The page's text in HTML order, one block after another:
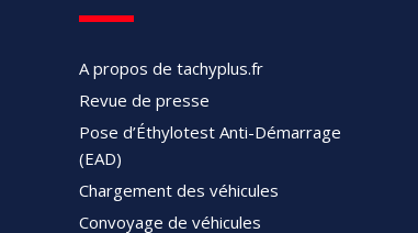
A propos de tachyplus.fr
Revue de presse
Pose d’Éthylotest Anti-Démarrage
(EAD)
Chargement des véhicules
Convoyage de véhicules